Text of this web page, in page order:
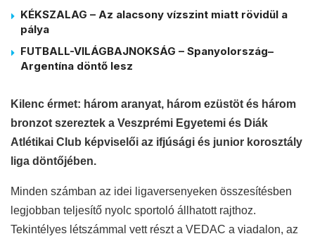
KÉKSZALAG – Az alacsony vízszint miatt rövidül a
pálya
FUTBALL-VILÁGBAJNOKSÁG – Spanyolország–
Argentína döntő lesz
Kilenc érmet: három aranyat, három ezüstöt és három
bronzot szereztek a Veszprémi Egyetemi és Diák
Atlétikai Club képviselői az ifjúsági és junior korosztály
liga döntőjében.
Minden számban az idei ligaversenyeken összesítésben
legjobban teljesítő nyolc sportoló állhatott rajthoz.
Tekintélyes létszámmal vett részt a VEDAC a viadalon, az